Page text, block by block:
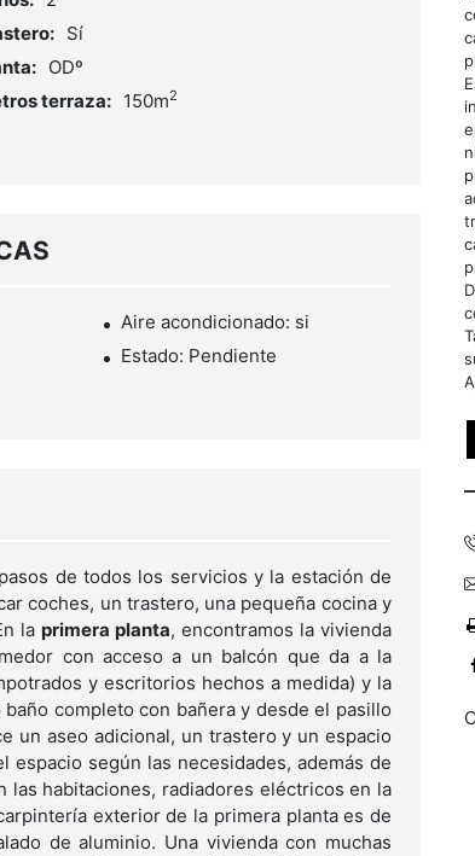
Sí
ODº
terraza: 150m2
Aire acondicionado: si
Estado: Pendiente
de todos los servicios y la estación de
coches, un trastero, una pequeña cocina y
la primera planta, encontramos la vivienda
con acceso a un balcón que da a la
y escritorios hechos a medida) y la
completo con bañera y desde el pasillo
un aseo adicional, un trastero y un espacio
según las necesidades, además de
las habitaciones, radiadores eléctricos en la
exterior de la primera planta es de
de aluminio. Una vivienda con muchas